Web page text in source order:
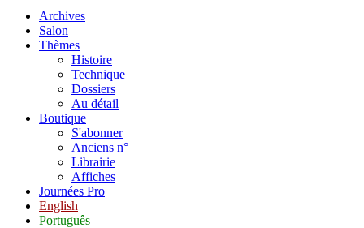
Archives
Salon
Thèmes
Histoire
Technique
Dossiers
Au détail
Boutique
S'abonner
Anciens n°
Librairie
Affiches
Journées Pro
English
Português